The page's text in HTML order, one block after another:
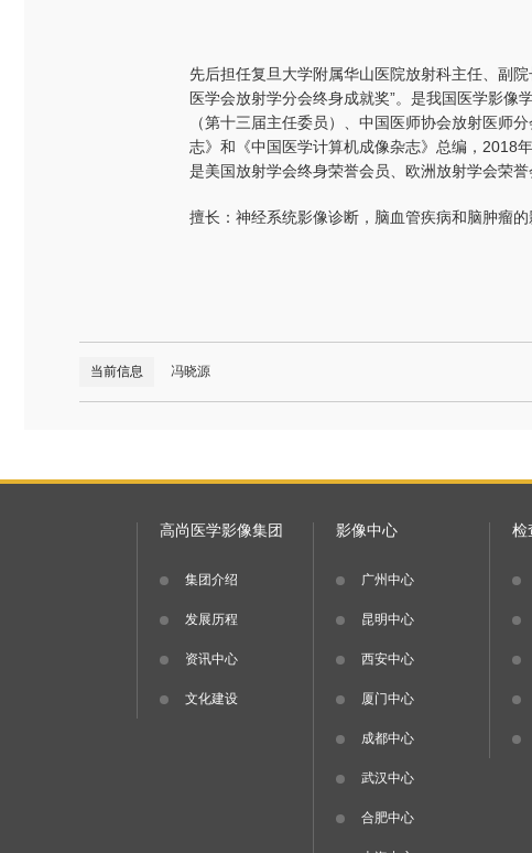
先后担任复旦大学附属华山医院放射科主任、副
医学会放射学分会终身成就奖”。是我国医学影
（第十三届主任委员）、中国医师协会放射医师
志》和《中国医学计算机成像杂志》总编，2018
是美国放射学会终身荣誉会员、欧洲放射学会荣
擅长：神经系统影像诊断，脑血管疾病和脑肿瘤
当前信息 冯晓源
高尚医学影像集团
集团介绍
发展历程
资讯中心
文化建设
影像中心
广州中心
昆明中心
西安中心
厦门中心
成都中心
武汉中心
合肥中心
检